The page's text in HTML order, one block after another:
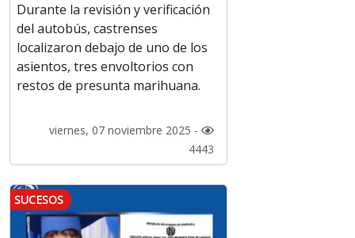
Durante la revisión y verificación
del autobús, castrenses
localizaron debajo de uno de los
asientos, tres envoltorios con
restos de presunta marihuana.
viernes, 07 noviembre 2025 -
4443
SUCESOS